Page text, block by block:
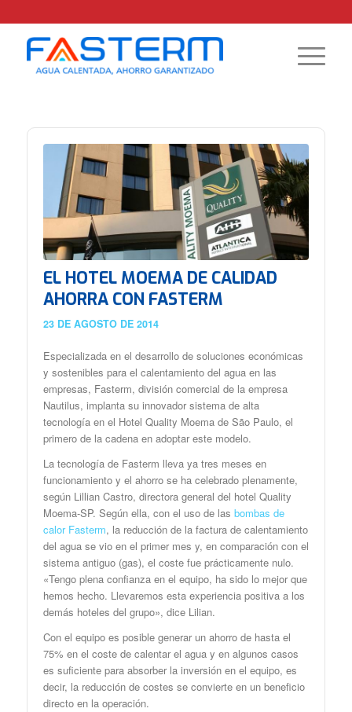
EL HOTEL MOEMA DE CALIDAD
AHORRA CON FASTERM
23 DE AGOSTO DE 2014
Especializada en el desarrollo de soluciones económicas
y sostenibles para el calentamiento del agua en las
empresas, Fasterm, división comercial de la empresa
Nautilus, implanta su innovador sistema de alta
tecnología en el Hotel Quality Moema de São Paulo, el
primero de la cadena en adoptar este modelo.
La tecnología de Fasterm lleva ya tres meses en
funcionamiento y el ahorro se ha celebrado plenamente,
según Lillian Castro, directora general del hotel Quality
Moema-SP. Según ella, con el uso de las bombas de
calor Fasterm, la reducción de la factura de calentamiento
del agua se vio en el primer mes y, en comparación con el
sistema antiguo (gas), el coste fue prácticamente nulo.
«Tengo plena confianza en el equipo, ha sido lo mejor que
hemos hecho. Llevaremos esta experiencia positiva a los
demás hoteles del grupo», dice Lilian.
Con el equipo es posible generar un ahorro de hasta el
75% en el coste de calentar el agua y en algunos casos
es suficiente para absorber la inversión en el equipo, es
decir, la reducción de costes se convierte en un beneficio
directo en la operación.